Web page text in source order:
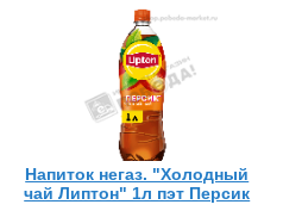
Напиток негаз. "Холодный
чай Липтон" 1л пэт Персик